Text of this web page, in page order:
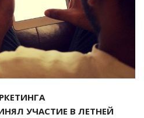
УЧАСТИЕ В ЛЕТНЕЙ